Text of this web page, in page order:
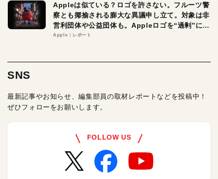
Appleは似ている？ロゴを許さない。フルーツ警
察とも揶揄される膨大な異議申し立て。対象は非
営利団体や公益団体も。Appleロゴを“過剰”に守
る理由とは
Apple レポート
SNS
最新記事やお知らせ、編集部員の取材レポートなどを投稿中！
ぜひフォローをお願いします。
FOLLOW US